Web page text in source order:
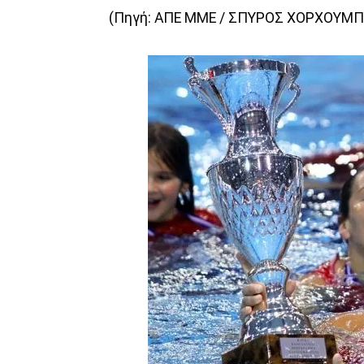
(Πηγή: ΑΠΕ ΜΜΕ / ΣΠΥΡΟΣ